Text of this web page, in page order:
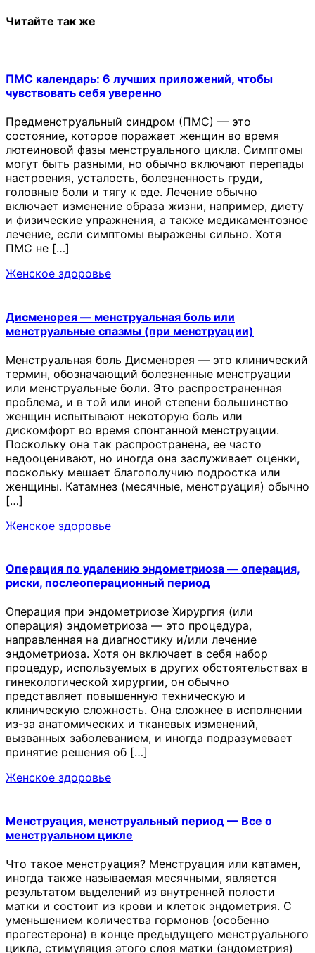
Читайте так же
ПМС календарь: 6 лучших приложений, чтобы
чувствовать себя уверенно
Предменструальный синдром (ПМС) — это
состояние, которое поражает женщин во время
лютеиновой фазы менструального цикла. Симптомы
могут быть разными, но обычно включают перепады
настроения, усталость, болезненность груди,
головные боли и тягу к еде. Лечение обычно
включает изменение образа жизни, например, диету
и физические упражнения, а также медикаментозное
лечение, если симптомы выражены сильно. Хотя
ПМС не […]
Женское здоровье
Дисменорея — менструальная боль или
менструальные спазмы (при менструации)
Менструальная боль Дисменорея — это клинический
термин, обозначающий болезненные менструации
или менструальные боли. Это распространенная
проблема, и в той или иной степени большинство
женщин испытывают некоторую боль или
дискомфорт во время спонтанной менструации.
Поскольку она так распространена, ее часто
недооценивают, но иногда она заслуживает оценки,
поскольку мешает благополучию подростка или
женщины. Катамнез (месячные, менструация) обычно
[…]
Женское здоровье
Операция по удалению эндометриоза — операция,
риски, послеоперационный период
Операция при эндометриозе Хирургия (или
операция) эндометриоза — это процедура,
направленная на диагностику и/или лечение
эндометриоза. Хотя он включает в себя набор
процедур, используемых в других обстоятельствах в
гинекологической хирургии, он обычно
представляет повышенную техническую и
клиническую сложность. Она сложнее в исполнении
из-за анатомических и тканевых изменений,
вызванных заболеванием, и иногда подразумевает
принятие решения об […]
Женское здоровье
Менструация, менструальный период — Все о
менструальном цикле
Что такое менструация? Менструация или катамен,
иногда также называемая месячными, является
результатом выделений из внутренней полости
матки и состоит из крови и клеток эндометрия. С
уменьшением количества гормонов (особенно
прогестерона) в конце предыдущего менструального
цикла, стимуляция этого слоя матки (эндометрия)